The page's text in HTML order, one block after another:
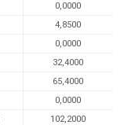
0,0000
4,8500
0,0000
32,4000
65,4000
0,0000
102,2000